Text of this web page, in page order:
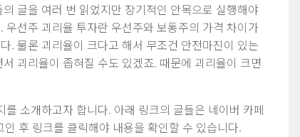
글을 여러 번 읽었지만 장기적인 안목으로 실행해야
선주 괴리율 투자란 우선주와 보통주의 가격 차이가
. 물론 괴리율이 크다고 해서 무조건 안전마진이 있는
괴리율이 좁혀질 수도 있겠죠. 때문에 괴리율이 크면
소개하고자 합니다. 아래 링크의 글들은 네이버 카페
후 링크를 클릭해야 내용을 확인할 수 있습니다.